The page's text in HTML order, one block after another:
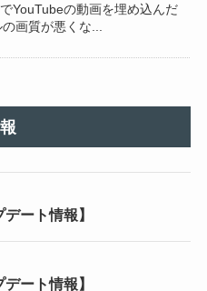
YouTubeの動画を埋め込んだ
画質が悪くな...
ート情報】
ート情報】